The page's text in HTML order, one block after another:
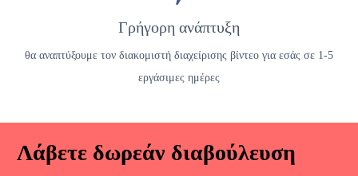
Γρήγορη ανάπτυξη
θα αναπτύξουμε τον διακομιστή διαχείρισης βίντεο για εσάς σε 1-5
εργάσιμες ημέρες
Λάβετε δωρεάν διαβούλευση